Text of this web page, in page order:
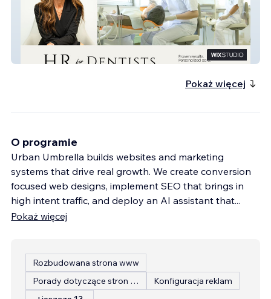
HR for Dentists
Pokaż więcej
O programie
Urban Umbrella builds websites and marketing
systems that drive real growth. We create conversion
focused web designs, implement SEO that brings in
high intent traffic, and deploy an AI assistant that...
Pokaż więcej
Rozbudowana strona www
Porady dotyczące stron internetowych
Konfiguracja reklam